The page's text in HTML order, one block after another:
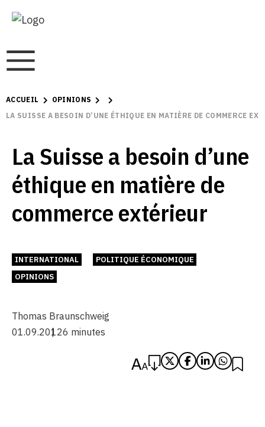
ACCUEIL
OPINIONS
LA SUISSE A BESOIN D’UNE ÉTHIQUE EN MATIÈRE DE COMMERCE
La Suisse a besoin d’une
éthique en matière de
commerce extérieur
INTERNATIONAL
POLITIQUE ÉCONOMIQUE
OPINIONS
Thomas Braunschweig
01.09.20126 minutes